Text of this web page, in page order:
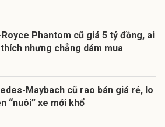
Royce Phantom cũ giá 5 tỷ đồng, ai
nhưng chẳng dám mua
Maybach cũ rao bán giá rẻ, lo
“nuôi” xe mới khổ